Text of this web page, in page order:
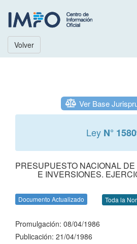
Volver
Ver Base
Ley N°
PRESUPUESTO NACIONAL
E INVERSIONES.
Documento Actualizado Toda la
Promulgación: 08/04/1986
Publicación: 21/04/1986